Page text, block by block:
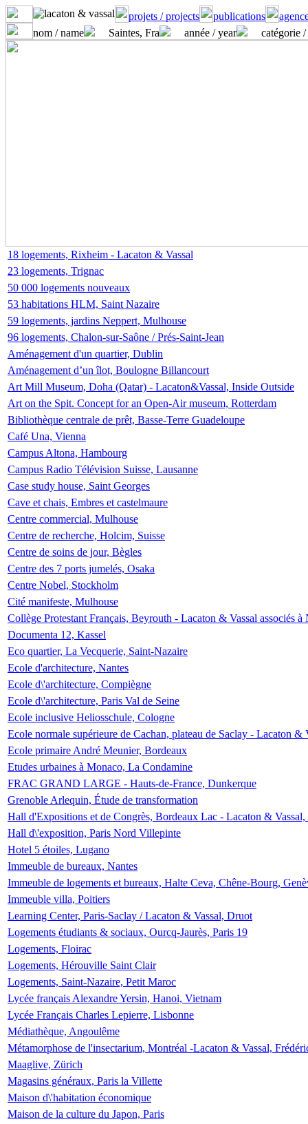
projets / projects publications
nom / name
Saintes, Fra année / year catégorie
18 logements, Rixheim - Lacaton & Vassal
23 logements, Trignac
50 000 logements nouveaux
53 habitations HLM, Saint Nazaire
59 logements, jardins Neppert, Mulhouse
96 logements, Chalon-sur-Saône / Prés-Saint-Jean
Aménagement d'un quartier, Dublin
Aménagement d’un îlot, Boulogne Billancourt
Art Mill Museum, Doha (Qatar) - Lacaton&Vassal, Inside Outside
Art on the Spit. Concept for an Open-Air museum, Rotterdam
Bibliothèque centrale de prêt, Basse-Terre Guadeloupe
Café Una, Vienna
Campus Altona, Hambourg
Campus Radio Télévision Suisse, Lausanne
Case study house, Saint Georges
Cave et chais, Embres et castelmaure
Centre commercial, Mulhouse
Centre de recherche, Holcim, Suisse
Centre de soins de jour, Bègles
Centre des 7 ports jumelés, Osaka
Centre Nobel, Stockholm
Cité manifeste, Mulhouse
Collège Protestant Français, Beyrouth - Lacaton & Vassal associés
Documenta 12, Kassel
Eco quartier, La Vecquerie, Saint-Nazaire
Ecole d'architecture, Nantes
Ecole d\'architecture, Compiègne
Ecole d\'architecture, Paris Val de Seine
Ecole inclusive Heliosschule, Cologne
Ecole normale supérieure de Cachan, plateau de Saclay - Lacaton &
Ecole primaire André Meunier, Bordeaux
Etudes urbaines à Monaco, La Condamine
FRAC GRAND LARGE - Hauts-de-France, Dunkerque
Grenoble Arlequin, Étude de transformation
Hall d'Expositions et de Congrès, Bordeaux Lac - Lacaton &
Hall d\'exposition, Paris Nord Villepinte
Hotel 5 étoiles, Lugano
Immeuble de bureaux, Nantes
Immeuble de logements et bureaux, Halte Ceva, Chêne-Bourg,
Immeuble villa, Poitiers
Learning Center, Paris-Saclay / Lacaton & Vassal, Druot
Logements étudiants & sociaux, Ourcq-Jaurès, Paris 19
Logements, Floirac
Logements, Hérouville Saint Clair
Logements, Saint-Nazaire, Petit Maroc
Lycée français Alexandre Yersin, Hanoi, Vietnam
Lycée Français Charles Lepierre, Lisbonne
Médiathèque, Angoulême
Métamorphose de l'insectarium, Montréal -Lacaton & Vassal,
Maaglive, Zürich
Magasins généraux, Paris la Villette
Maison d\'habitation économique
Maison de la culture du Japon, Paris